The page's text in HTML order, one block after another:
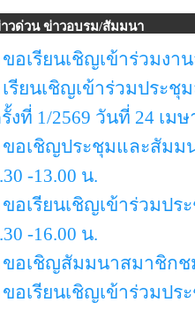
วด่วน ข่าวอบรม/สัมมนา
ขอเรียนเชิญเข้าร่วมงา
เรียนเชิญเข้าร่วมประ
งที่ 1/2569 วันที่ 24 เมษ
ขอเชิญประชุมและสัมม
-13.00 น.
ขอเรียนเชิญเข้าร่วมปร
-16.00 น.
ขอเชิญสัมมนาสมาชิกช
ขอเรียนเชิญเข้าร่วมปร